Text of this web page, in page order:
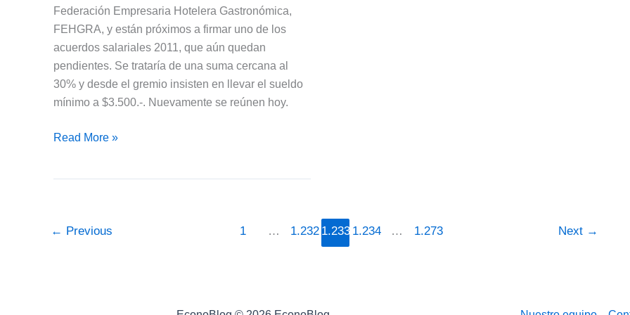
Federación Empresaria Hotelera Gastronómica,
FEHGRA, y están próximos a firmar uno de los
acuerdos salariales 2011, que aún quedan
pendientes. Se trataría de una suma cercana al
30% y desde el gremio insisten en llevar el sueldo
mínimo a $3.500.-. Nuevamente se reúnen hoy.
Gastronómicos
Salarial
Read More »
← Previous 1 … 1.232 1.233 1.234 … 1.273 Next →